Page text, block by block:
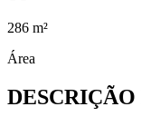
286 m²
Área